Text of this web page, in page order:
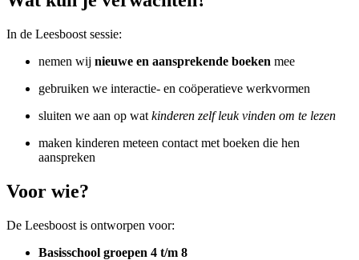
In de Leesboost sessie:
nemen wij nieuwe en aansprekende boeken mee
gebruiken we interactie- en coöperatieve werkvormen
sluiten we aan op wat kinderen zelf leuk vinden om te lezen
maken kinderen meteen contact met boeken die hen
aanspreken
Voor wie?
De Leesboost is ontworpen voor:
Basisschool groepen 4 t/m 8